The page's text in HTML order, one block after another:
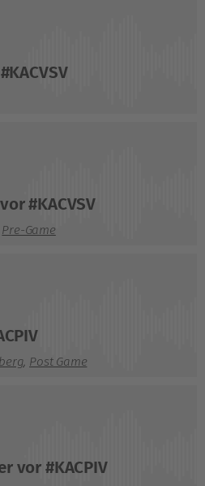
#KACVSV
Pre-Game
, Post Game
vor #KACPIV